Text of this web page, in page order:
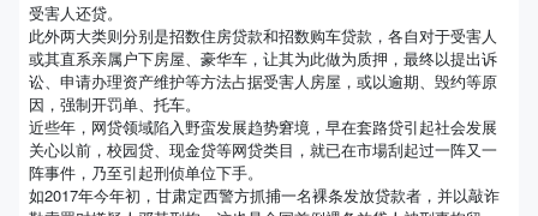
受害人还贷。
此外两大类则分别是招数住房贷款和招数购车贷款，各自对于受害人
或其直系亲属户下房屋、豪华车，让其为此做为质押，最终以提出诉
讼、申请办理资产维护等方法占据受害人房屋，或以逾期、毁约等原
因，强制开罚单、托车。
近些年，网贷领域陷入野蛮发展趋势窘境，早在套路贷引起社会发展
关心以前，校园贷、现金贷等网贷类目，就已在市場刮起过一阵又一
阵事件，乃至引起刑侦单位下手。
如2017年今年初，甘肃定西警方抓捕一名裸条发放贷款者，并以敲诈